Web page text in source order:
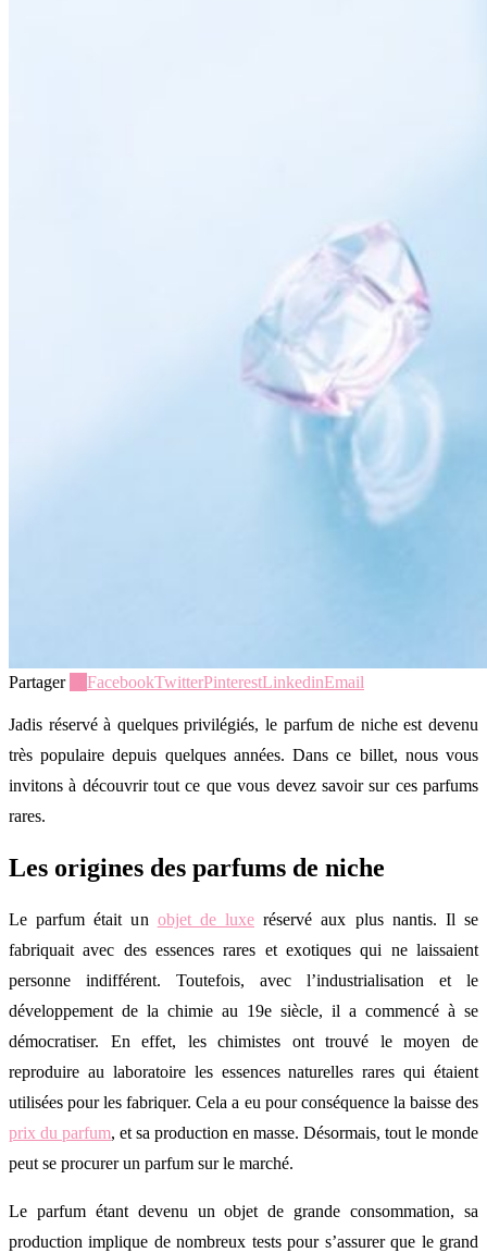
Partager FacebookTwitterPinterestLinkedinEmail
Jadis réservé à quelques privilégiés, le parfum de niche est devenu
très populaire depuis quelques années. Dans ce billet, nous vous
invitons à découvrir tout ce que vous devez savoir sur ces parfums
rares.
Les origines des parfums de niche
Le parfum était un objet de luxe réservé aux plus nantis. Il se
fabriquait avec des essences rares et exotiques qui ne laissaient
personne indifférent. Toutefois, avec l’industrialisation et le
développement de la chimie au 19e siècle, il a commencé à se
démocratiser. En effet, les chimistes ont trouvé le moyen de
reproduire au laboratoire les essences naturelles rares qui étaient
utilisées pour les fabriquer. Cela a eu pour conséquence la baisse des
prix du parfum, et sa production en masse. Désormais, tout le monde
peut se procurer un parfum sur le marché.
Le parfum étant devenu un objet de grande consommation, sa
production implique de nombreux tests pour s’assurer que le grand